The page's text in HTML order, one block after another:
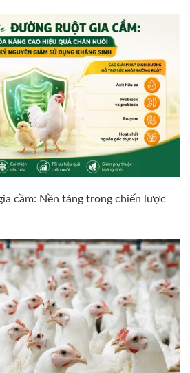
cầm: Nền tảng trong chiến lược